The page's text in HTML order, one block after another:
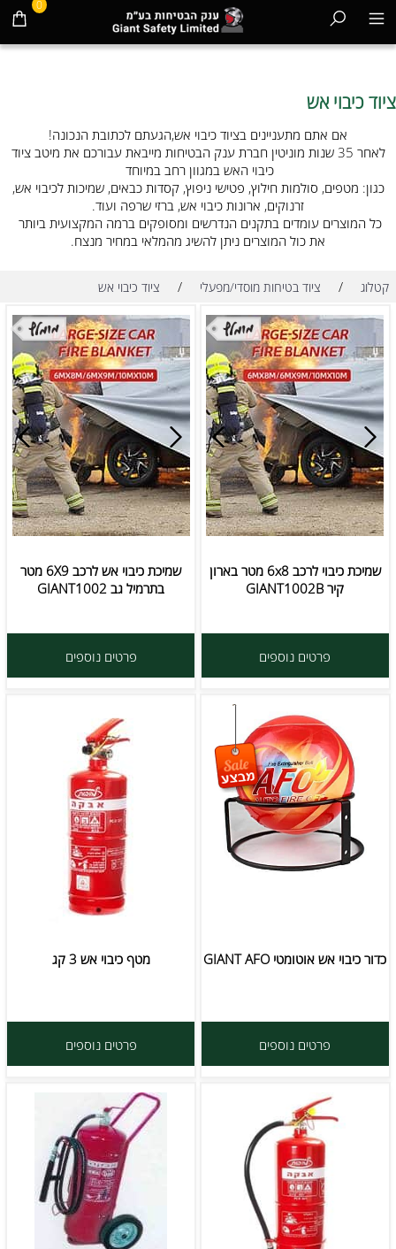
0
ציוד כיבוי אש
אם אתם מתעניינים בציוד כיבוי אש,הגעתם לכתובת הנכונה!
לאחר 35 שנות מוניטין חברת ענק הבטיחות מייבאת עבורכם את מיטב ציוד
כיבוי האש במגוון רחב במיוחד
כגון: מטפים, סולמות חילוץ, פטישי ניפוץ, קסדות כבאים, שמיכות לכיבוי אש,
זרנוקים, ארונות כיבוי אש, ברזי שרפה ועוד.
כל המוצרים עומדים בתקנים הנדרשים ומסופקים ברמה המקצועית ביותר
את כול המוצרים ניתן להשיג מהמלאי במחיר מנצח.
קטלוג / ציוד בטיחות מוסדי/מפעלי / ציוד כיבוי אש
שמיכת כיבוי לרכב 6x8 מטר בארון
קיר GIANT1002B
פרטים נוספים
שמיכת כיבוי אש לרכב 6X9 מטר
בתרמיל גב GIANT1002
פרטים נוספים
כדור כיבוי אש אוטומטי GIANT AFO
פרטים נוספים
מטף כיבוי אש 3 קג
פרטים נוספים